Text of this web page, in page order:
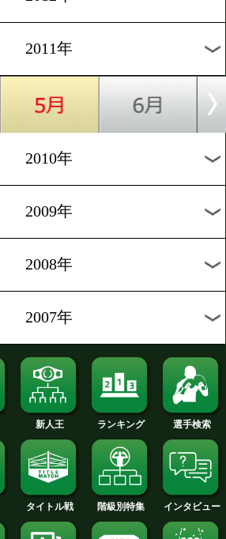
2015年
2014年
2013年
2011年
2010年
2009年